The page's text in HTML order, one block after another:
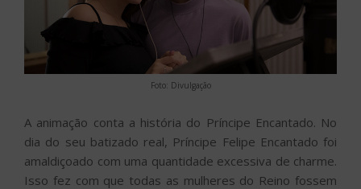
Foto: Divulgação
A animação conta a história do Príncipe Encantado. No
dia do seu batizado real, Príncipe Felipe Encantado foi
amaldiçoado com uma quantidade excessiva de charme.
Isso fez com que todas as mulheres do Reino fossem